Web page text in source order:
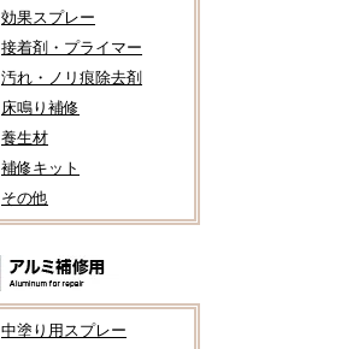
効果スプレー
接着剤・プライマー
汚れ・ノリ痕除去剤
床鳴り補修
養生材
補修キット
その他
中塗り用スプレー